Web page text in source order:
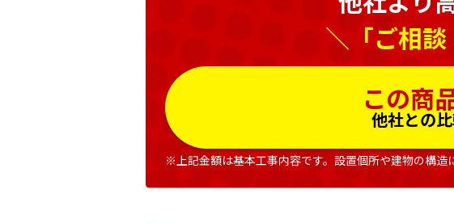
＼「ご相
この商
他社との
※上記金額は基本工事内容です。設置個所や建物の構造